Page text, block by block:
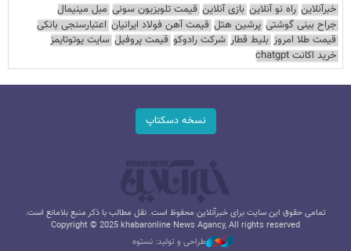
خبرآنلاین راه نو آنلاین بازی آنلاین قیمت تلویزیون سونی مبل مینیمال
جراح بینی گوشتی پرشین هتل قیمت آهن فولاد ایرانیان اعتبارسنجی بانکی
قیمت طلا امروز بلیط قطار شرکت رادوکو قیمت پروفیل سایت یوتوتایمز
خرید اکانت chatgpt
نسخه دسکتاپ
تمامی حقوق این سایت برای خبرآنلاین محفوظ است. نقل مطالب با ذکر منبع بلامانع است.
Copyright © 2025 khabaronline News Agancy, All rights reserved
طراحی و تولید: نستوه